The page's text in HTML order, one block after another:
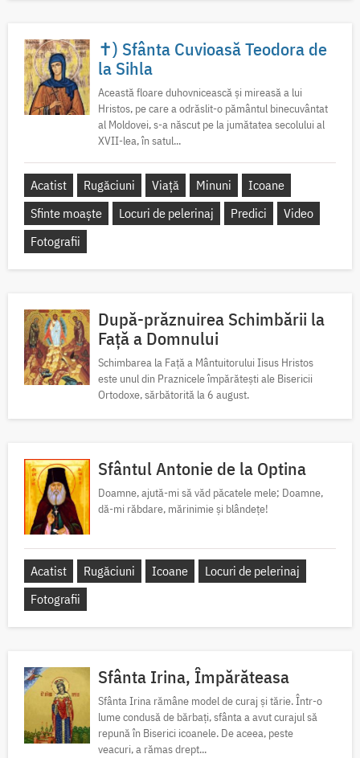
✝) Sfânta Cuvioasă Teodora de
la Sihla
Această floare duhovnicească și mireasă a lui
Hristos, pe care a odrăslit-o pământul binecuvântat
al Moldovei, s-a născut pe la jumătatea secolului al
XVII-lea, în satul...
Acatist Rugăciuni Viață Minuni
Icoane
Sfinte moaște
Locuri de pelerinaj Predici
Video
Fotografii
După-prăznuirea Schimbării la
Față a Domnului
Schimbarea la Față a Mântuitorului Iisus Hristos
este unul din Praznicele împărătești ale Bisericii
Ortodoxe, sărbătorită la 6 august.
Sfântul Antonie de la Optina
Doamne, ajută-mi să văd păcatele mele; Doamne,
dă-mi răbdare, mărinimie şi blândeţe!
Acatist Rugăciuni Icoane
Locuri de pelerinaj
Fotografii
Sfânta Irina, Împărăteasa
Sfânta Irina rămâne model de curaj și tărie. Într-o
lume condusă de bărbați, sfânta a avut curajul să
repună în Biserici icoanele. De aceea, peste
veacuri, a rămas drept...